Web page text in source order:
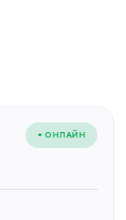
• ОНЛАЙН